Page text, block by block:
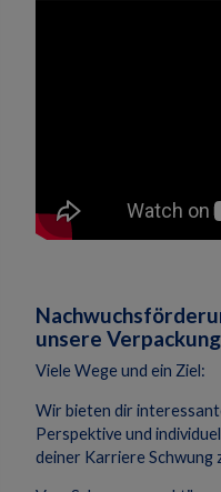
unsere
Viele Wege und ein Ziel:
Wir bieten dir
Perspektive und
deiner Karriere Schwung